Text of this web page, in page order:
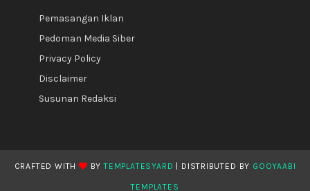
Pemasangan Iklan
Pedoman Media Siber
Privacy Policy
Disclaimer
Susunan Redaksi
CRAFTED WITH BYTEMPLATESYARD | DISTRIBUTED BY GOOYAABI
TEMPLATES